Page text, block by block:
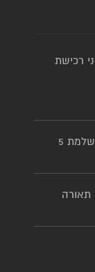
רכישת
תאורה